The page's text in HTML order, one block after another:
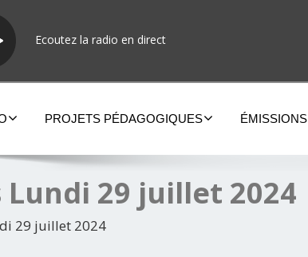
Ecoutez la radio en direct
PROJETS PÉDAGOGIQUES ÉMISSIONS
Lundi 29 juillet 2024
29 juillet 2024